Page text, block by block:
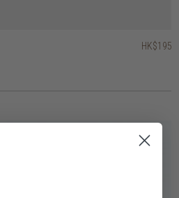
HK$195
HK$195
HK$2,950
HK$795
HK$1,950
HK$3,950
HK$3,950
HK$5,950